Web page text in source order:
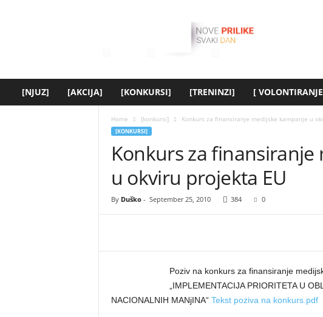
.
[NJUZ] [AKCIJA] [KONKURSI] [TRENINZI] [
Home [konkursi] Konkurs za finansiranje medijske kampanje u
[KONKURSI]
Konkurs za
u okviru projekta EU
By Duško- September 25, 2010 384 0
Poziv na konkurs za finansiranje
„IMPLEMENTACIJA PRIORITETA U
NACIONALNIH MANjINA“ Tekst poziva na konkurs.pdf